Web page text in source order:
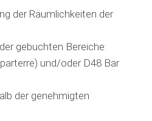
der Räumlichkeiten der
gebuchten Bereiche:
und/oder D48 Bar
der genehmigten